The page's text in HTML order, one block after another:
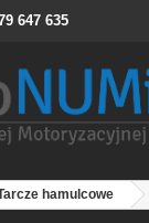
647 635
hamulcowe